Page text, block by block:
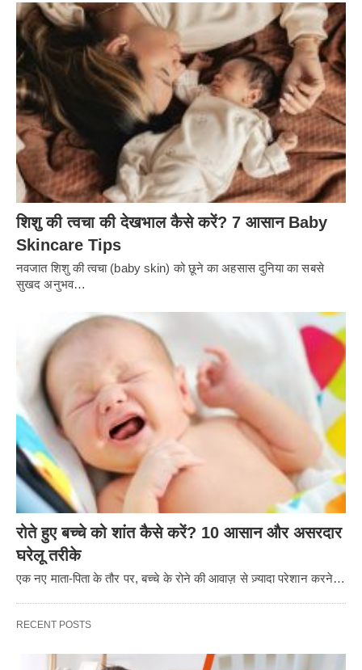
शिशु की त्वचा की देखभाल कैसे करें? 7 आसान Baby
Skincare Tips
नवजात शिशु की त्वचा (baby skin) को छूने का अहसास दुनिया का सबसे
सुखद अनुभव…
रोते हुए बच्चे को शांत कैसे करें? 10 आसान और असरदार
घरेलू तरीके
एक नए माता-पिता के तौर पर, बच्चे के रोने की आवाज़ से ज़्यादा परेशान करने…
RECENT POSTS